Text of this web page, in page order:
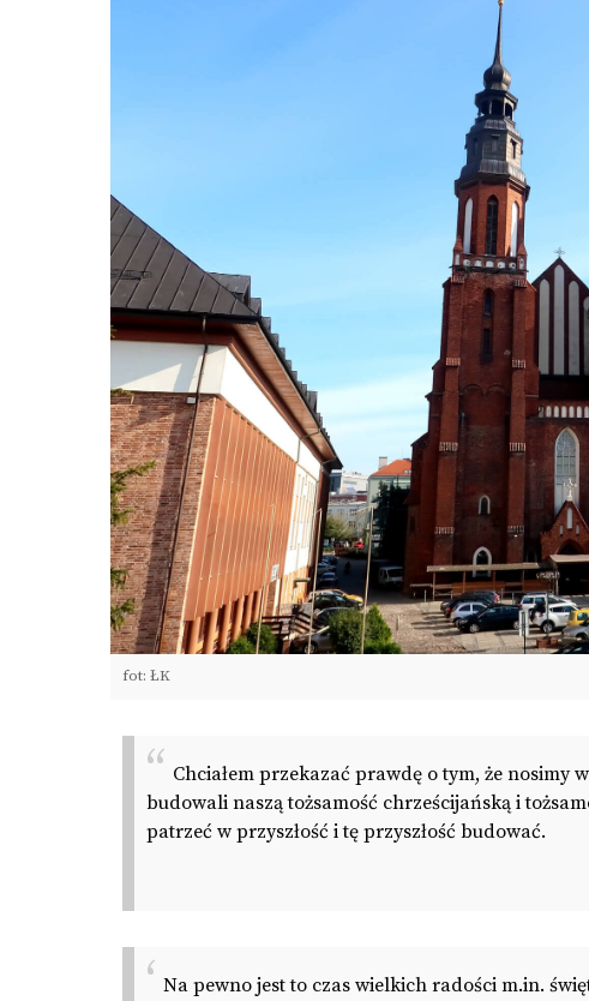
fot: ŁK
Chciałem przekazać prawdę o tym, że nosimy
budowali naszą tożsamość chrześcijańską i
patrzeć w przyszłość i tę przyszłość budować.
Na pewno jest to czas wielkich radości m.in.